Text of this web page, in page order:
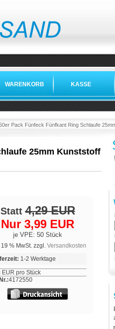
WARENKORB KASSE
Pack Fünfeck Fünfkant Ring Schlaufe
25mm Kunststoff
Statt4,29 EUR
Nur 3,99 EUR
je VPE: 50 Stück
% MwSt. zzgl. Versandkosten
1-2 Werktage
EUR pro Stück
4172550